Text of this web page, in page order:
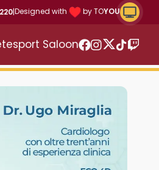
|Designed with by TOYOU
Saloon
Twitter